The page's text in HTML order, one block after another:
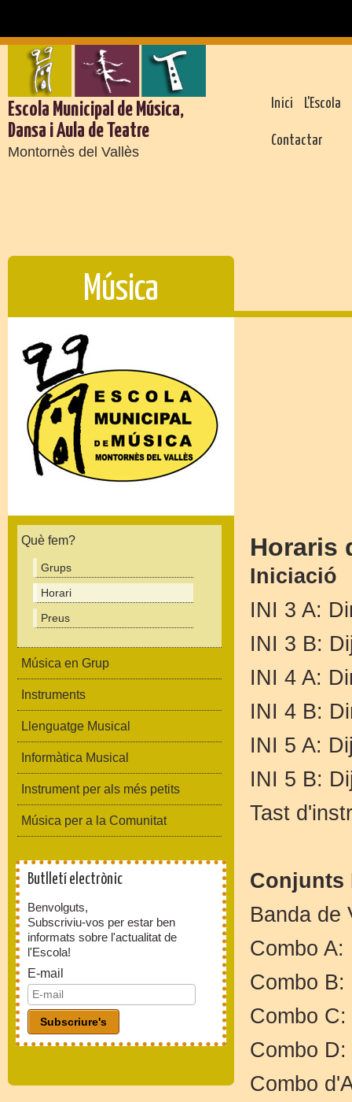
Escola Municipal de Música,
Dansa i Aula de Teatre
Montornès del Vallès
Inici L'Escola
Contactar
Música
Què fem?
Grups
Horari
Preus
Música en Grup
Instruments
Llenguatge Musical
Informàtica Musical
Instrument per als més petits
Música per a la Comunitat
Butlletí electrònic
Benvolguts,
Subscriviu-vos per estar ben
informats sobre l'actualitat de
l'Escola!
E-mail
Horaris
Iniciació
INI 3 A:
INI 3 B:
INI 4 A:
INI 4 B:
INI 5 A:
INI 5 B:
Tast
Conjunts
Banda de
Combo
Combo
Combo
Combo
Combo